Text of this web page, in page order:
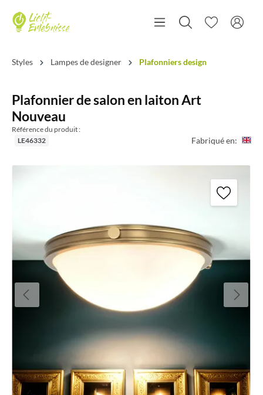
Styles Lampes de designer Plafonniers design
Plafonnier de salon en laiton Art
Nouveau
Référence du produit :
LE46332
Fabriqué en: